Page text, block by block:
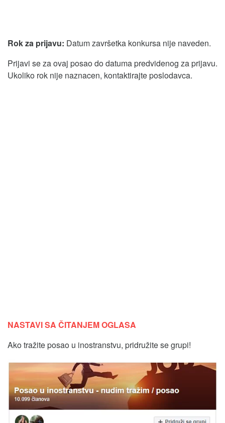
Rok za prijavu: Datum završetka konkursa nije naveden.
Prijavi se za ovaj posao do datuma predvidenog za prijavu.
Ukoliko rok nije naznacen, kontaktirajte poslodavca.
NASTAVI SA ČITANJEM OGLASA
Ako tražite posao u inostranstvu, pridružite se grupi!